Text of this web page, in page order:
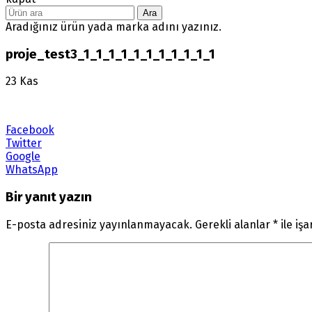
Ara
Aradığınız ürün yada marka adını yazınız.
proje_test3_1_1_1_1_1_1_1_1_1_1_1
23 Kas
Facebook
Twitter
Google
WhatsApp
Bir yanıt yazın
E-posta adresiniz yayınlanmayacak. Gerekli alanlar * ile